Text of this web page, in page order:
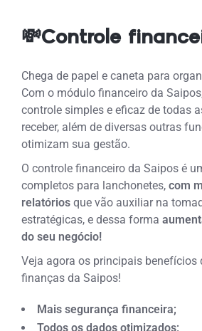
💸Controle
Chega de papel e caneta para
Com o módulo financeiro da
controle simples e eficaz de todas
receber, além de diversas outras
otimizam sua gestão.
O controle financeiro da Saipos é
completos para lanchonetes,com
relatóriosque vão auxiliar na
estratégicas, e dessa forma
do seu negócio!
Veja agora os principais benefícios
finanças da Saipos!
Mais segurança financeira;
Todos os dados otimizados;